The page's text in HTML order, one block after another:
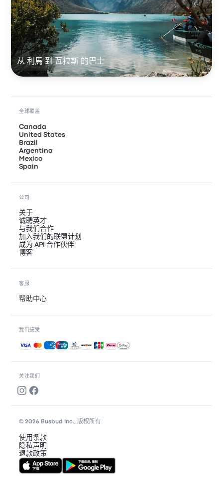
从 利馬 到 瓦拉斯 的巴士
关注我们
全球覆盖
Canada
United States
Brazil
Argentina
Mexico
Spain
公司
关于
诚聘英才
与我们合作
加入我们的联盟计划
成为 API 合作伙伴
博客
客服
帮助中心
我们接受
接受的付款方式
© 2026 Busbud Inc., 版权所有
使用条款
隐私声明
退款政策